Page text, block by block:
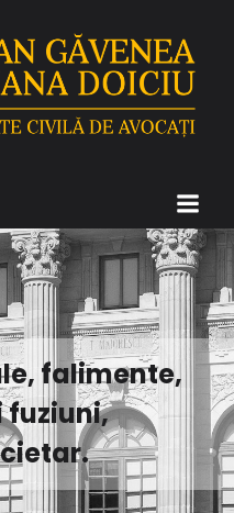
falimente,
fuziuni,